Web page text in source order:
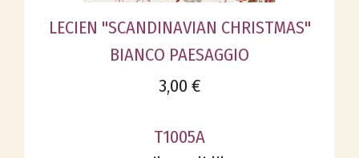
LECIEN "SCANDINAVIAN CHRISTMAS"
BIANCO PAESAGGIO
3,00 €
T1005A